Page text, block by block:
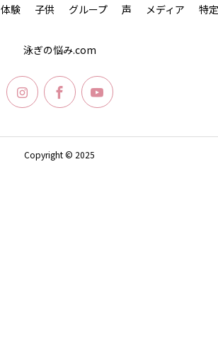
体験 子供 グループ 声 メディア 特
泳ぎの悩み.com
Copyright © 2025